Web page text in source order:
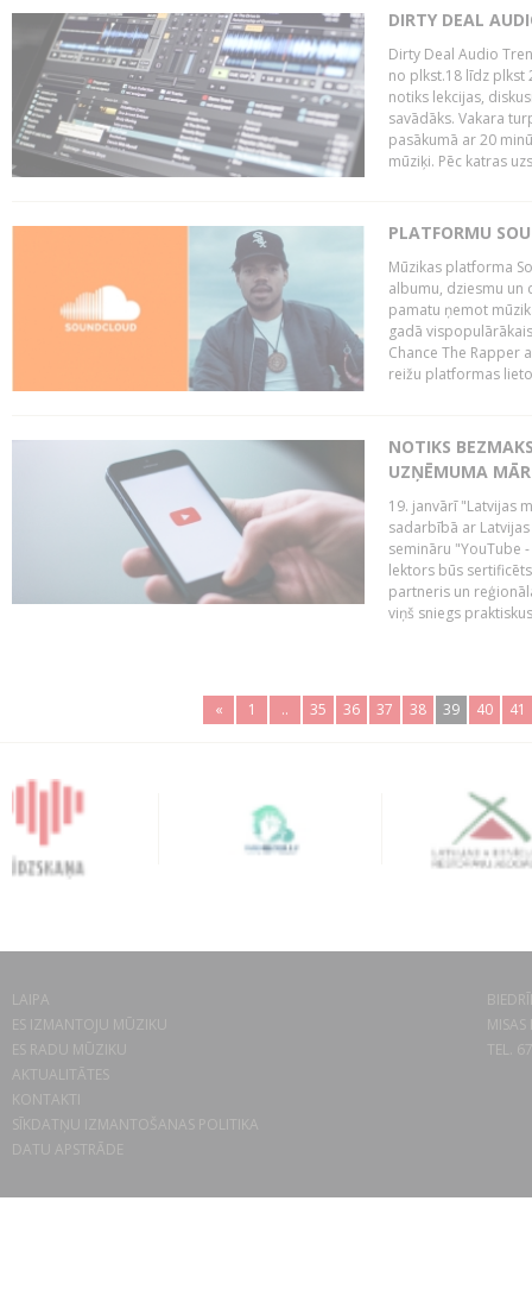
DIRTY DEAL
Dirty Deal Audio
no plkst.18 līdz plkst
notiks lekcijas,
savādāks. Vakara
pasākumā ar 20
mūziķi. Pēc katras
PLATFORMU
Mūzikas platforma
albumu, dziesmu un
pamatu ņemot
gadā
Chance The Rapper
reižu platformas
NOTIKS
UZŅĒMUMA
19. janvārī "Latvijas
sadarbībā ar
semināru "YouTube
lektors būs
partneris un
viņš sniegs
« 1 .. 35 36 37 38 39 40 41
LAIPA
ES IZMANTOJU MŪZIKU
ES RADU MŪZIKU
AKTUALITĀTES
KONTAKTI
SĪKDATŅU IZMANTOŠANAS POLITIKA
DATU APSTRĀDE
TEL.